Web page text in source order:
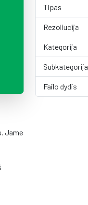
Jame
Tipas
Rezoliucija
Kategorija
Subkategorija
Failo dydis